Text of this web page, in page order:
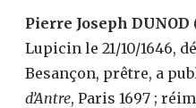
Pierre Joseph DUNOD
Lupicin le 21/10/1646,
Besançon, prêtre, a
d’Antre, Paris 1697 ;